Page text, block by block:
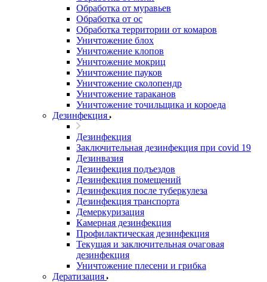
Обработка от муравьев
Обработка от ос
Обработка территории от комаров
Уничтожение блох
Уничтожение клопов
Уничтожение мокриц
Уничтожение пауков
Уничтожение сколопендр
Уничтожение тараканов
Уничтожение точильщика и короеда
Дезинфекция
Дезинфекция
Заключительная дезинфекция при covid 19
Дезинвазия
Дезинфекция подъездов
Дезинфекция помещений
Дезинфекция после туберкулеза
Дезинфекция транспорта
Демеркуризация
Камерная дезинфекция
Профилактическая дезинфекция
Текущая и заключительная очаговая
дезинфекция
Уничтожение плесени и грибка
Дератизация